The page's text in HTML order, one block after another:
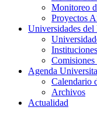
Monitoreo
Proyectos
Universidades del
Comisiones
Agenda
Calendario
Archivos
Actualidad